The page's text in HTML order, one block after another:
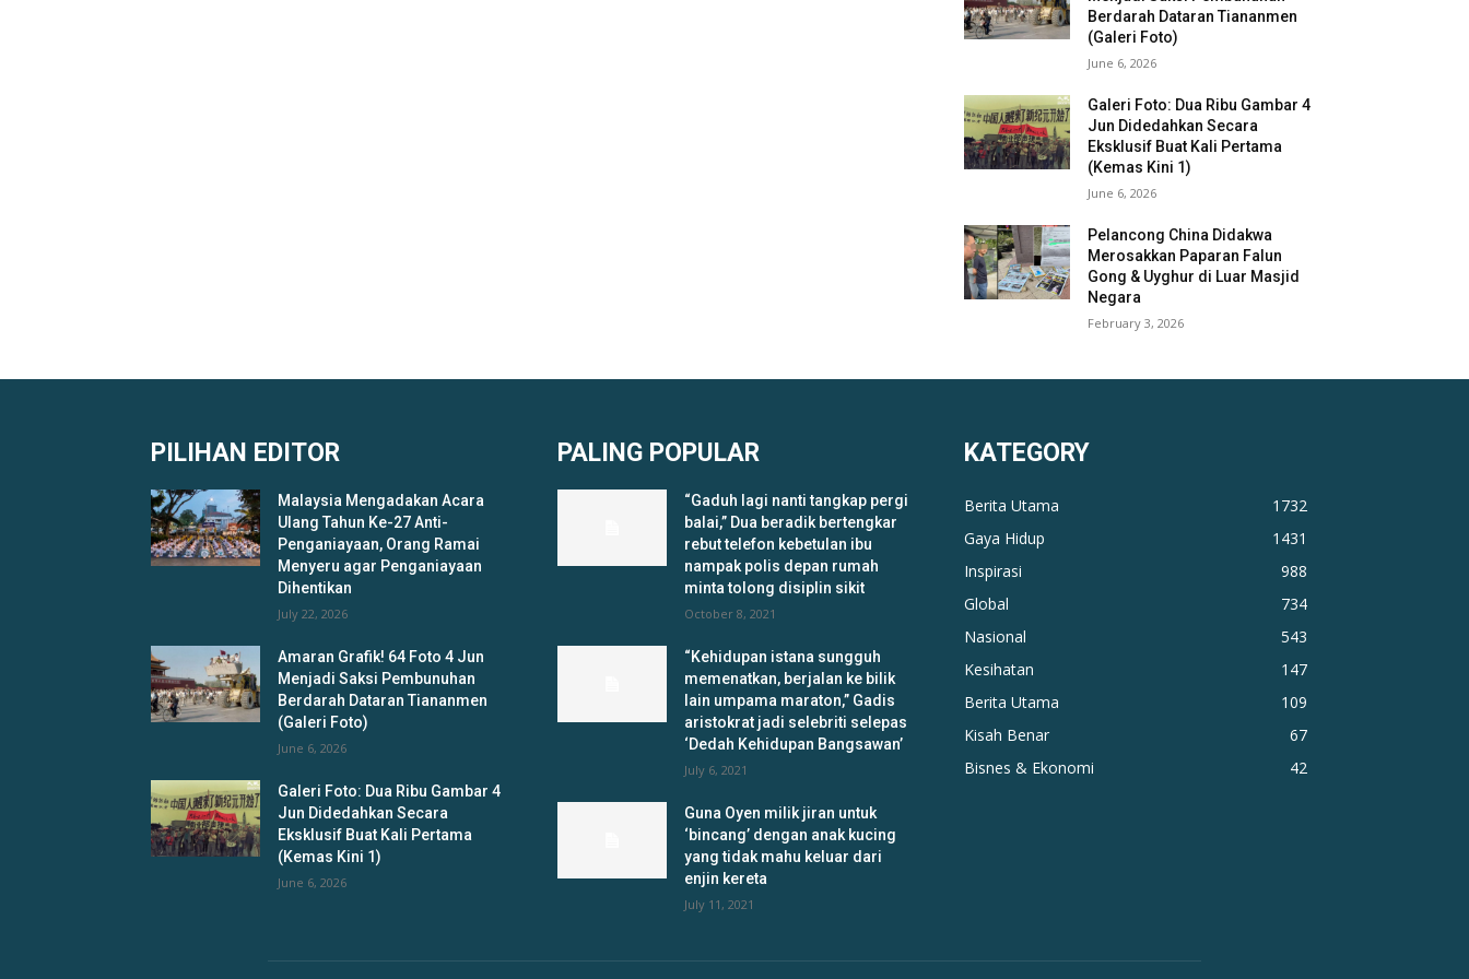
Berdarah Dataran Tiananmen
(Galeri Foto)
June 6, 2026
Galeri Foto: Dua Ribu Gambar 4
Jun Didedahkan Secara
Eksklusif Buat Kali Pertama
(Kemas Kini 1)
June 6, 2026
Pelancong China Didakwa
Merosakkan Paparan Falun
Gong & Uyghur di Luar Masjid
Negara
February 3, 2026
PILIHAN EDITOR
Malaysia Mengadakan Acara
Ulang Tahun Ke-27 Anti-
Penganiayaan, Orang Ramai
Menyeru agar Penganiayaan
Dihentikan
July 22, 2026
Amaran Grafik! 64 Foto 4 Jun
Menjadi Saksi Pembunuhan
Berdarah Dataran Tiananmen
(Galeri Foto)
June 6, 2026
Galeri Foto: Dua Ribu Gambar 4
Jun Didedahkan Secara
Eksklusif Buat Kali Pertama
(Kemas Kini 1)
June 6, 2026
PALING POPULAR
“Gaduh lagi nanti tangkap pergi
balai,” Dua beradik bertengkar
rebut telefon kebetulan ibu
nampak polis depan rumah
minta tolong disiplin sikit
October 8, 2021
“Kehidupan istana sungguh
memenatkan, berjalan ke bilik
lain umpama maraton,” Gadis
aristokrat jadi selebriti selepas
‘Dedah Kehidupan Bangsawan’
July 6, 2021
Guna Oyen milik jiran untuk
‘bincang’ dengan anak kucing
yang tidak mahu keluar dari
enjin kereta
July 11, 2021
KATEGORY
Berita Utama
1732
Gaya Hidup
1431
Inspirasi
988
Global
734
Nasional
543
Kesihatan
147
Berita Utama
109
Kisah Benar
67
Bisnes & Ekonomi
42